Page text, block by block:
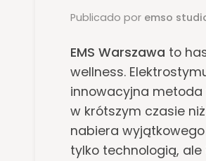
Publicado por emso
EMS Warszawa to
wellness.
innowacyjna
w krótszym czasie
nabiera
tylko technologią,